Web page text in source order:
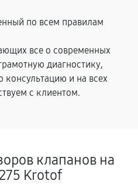
по всем правилам
все о современных
диагностику,
консультацию и на всех
с клиентом.
клапанов на
Krotof